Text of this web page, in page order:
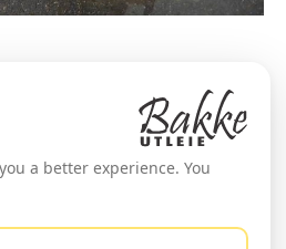
a better experience. You